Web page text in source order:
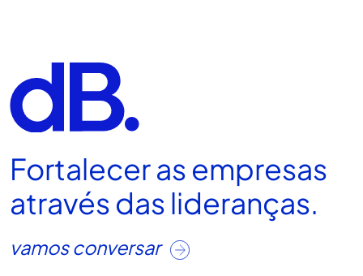
Fortalecer as empresas
através das lideranças.
vamos conversar